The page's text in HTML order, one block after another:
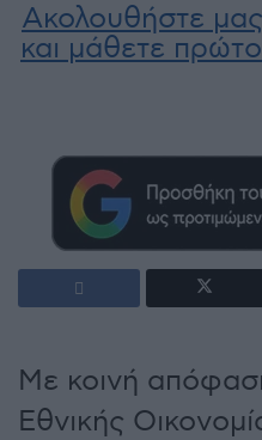
Ακολουθήστε
και μάθετε
Με κοινή
Εθνικής